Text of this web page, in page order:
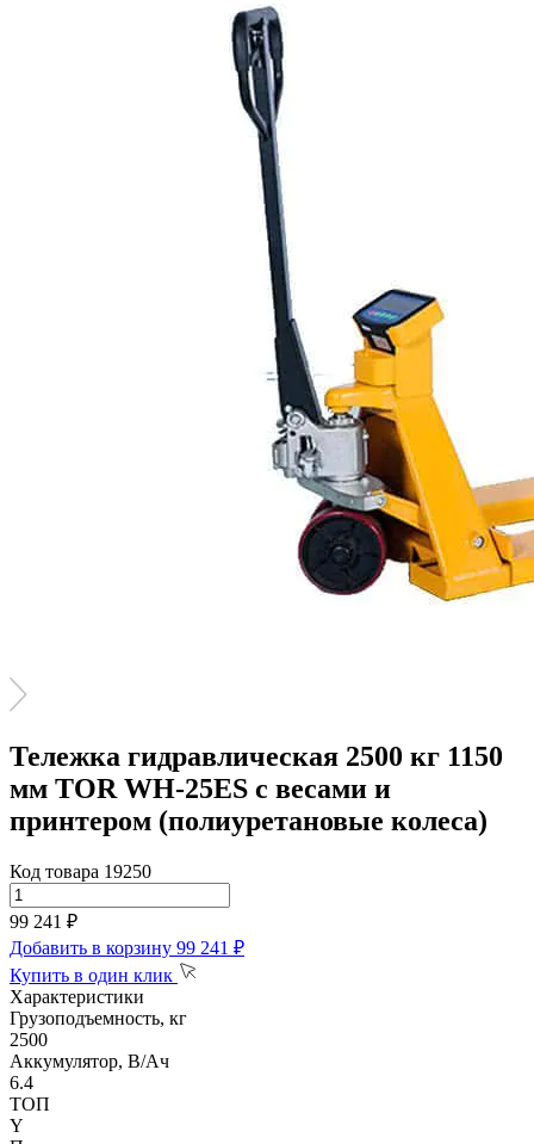
Тележка гидравлическая 2500 кг 1150
мм TOR WH-25ES с весами и
принтером (полиуретановые колеса)
Код товара 19250
99 241 ₽
Добавить в корзину 99 241 ₽
Купить в один клик
Характеристики
Грузоподъемность, кг
2500
Аккумулятор, В/Ач
6.4
ТОП
Y